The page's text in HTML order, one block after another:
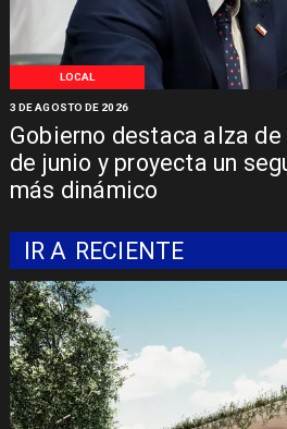
LOCAL
Gobierno destaca alza de
de junio y proyecta un
más dinámico
3 DE AGOSTO DE 2026
IR A RECIENTE